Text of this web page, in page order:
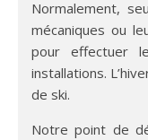
Normalement,
mécaniques ou
pour effectuer
installations.
de ski.
Notre point de